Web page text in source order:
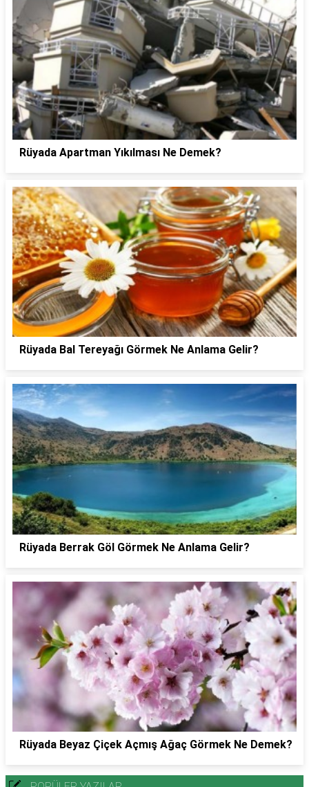
Rüyada Apartman Yıkılması Ne Demek?
Rüyada Bal Tereyağı Görmek Ne Anlama Gelir?
Rüyada Berrak Göl Görmek Ne Anlama Gelir?
Rüyada Beyaz Çiçek Açmış Ağaç Görmek Ne Demek?